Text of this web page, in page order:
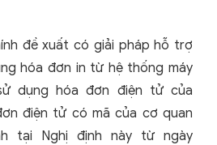
đề xuất có giải pháp hỗ trợ
hóa đơn in từ hệ thống máy
dụng hóa đơn điện tử của
điện tử có mã của cơ quan
tại Nghị định này từ ngày